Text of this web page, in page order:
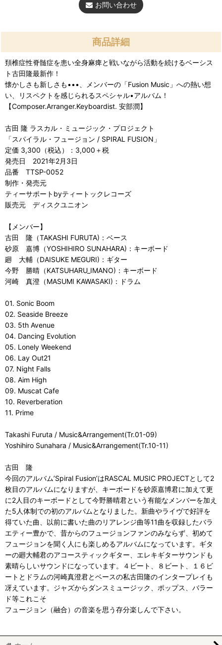
お問い合わせ
商品詳細
頚椎症性脊髄症を患い全身麻痺と戦いながら活動を続けるベーシス
ト古田隆最新作！
懐かしさも新しさも•••、メンバーの「Fusion Music」への熱い想
い、リスペクトを感じられるスペシャル•アルバム！
【Composer.Arranger.Keyboardist. 安部潤】
古田 隆 ラスカル・ミュージック・プロジェクト
「スパイラル・フュージョン / SPIRAL FUSION」
定価 3,300（税込）：3,000＋税
発売日 2021年2月3日
品番 TTSP-0052
制作・発売元
ティーサポートbyティートックレコーズ
販売元 ディスクユニオン
【メンバー】
古田 隆（TAKASHI FURUTA)：ベース
砂原 嘉博（YOSHIHIRO SUNAHARA)：キーボード
廻 大輔（DAISUKE MEGURI)：ギター
今野 勝晴（KATSUHARU_IMANO)：キーボード
河崎 真澄（MASUMI KAWASAKI)：ドラム
01. Sonic Boom
02. Seaside Breeze
03. 5th Avenue
04. Dancing Evolution
05. Lonely Weekend
06. Lay Out21
07. Night Falls
08. Aim High
09. Muscat Cafe
10. Reverberation
11. Prime
Takashi Furuta / Music&Arrangement(Tr.01-09)
Yoshihiro Sunahara / Music&Arrangement(Tr.10-11)
古田 隆
今回のアルバム’Spiral Fusion’はRASCAL MUSIC PROJECTとして2
枚目のアルバムになりますが、キーボードを砂原嘉博君に加えて更
に2人目のキーボードとして今野勝晴君という有能なメンバーを加え
た5人体制での初のアルバムとなりました。新曲やライヴで好評を
得ていた曲、以前に書いた曲のリアレンジ曲等11曲を収録したバラ
エティー豊かで、昔からのフュージョンファンのみならず、初めて
フュージョンを聞く人にも楽しめるアルバムになっています。ギタ
ーの廻大輔君のアコースティックギター、エレキギターサウンドも
素晴らしいサウンドになっています。４ビート、８ビート、１６ビ
ートとドラムの河崎真澄君とベースの私古田隆のインタープレイも
冴えています。ジャズからダンスミュージック、ポップス、バラー
ド等これこそ
フュージョン（融合）の音楽を思う存分楽しんで下さい。